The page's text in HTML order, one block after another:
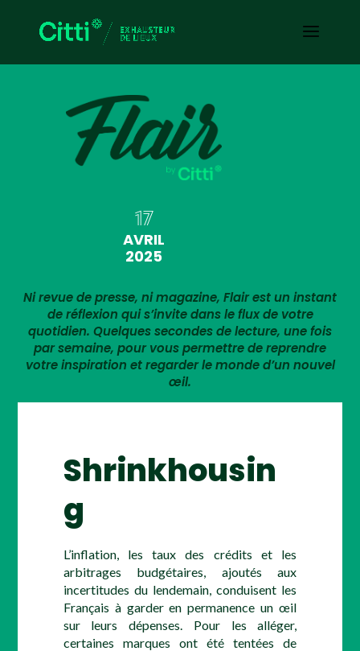
17
AVRIL
2025
Ni revue de presse, ni magazine, Flair est un instant
de réflexion qui s’invite dans le flux de votre
quotidien. Quelques secondes de lecture, une fois
par semaine, pour vous permettre de reprendre
votre inspiration et regarder le monde d’un nouvel
œil.
Shrinkhousin
g
L’inflation, les taux des crédits et les
arbitrages budgétaires, ajoutés aux
incertitudes du lendemain, conduisent les
Français à garder en permanence un œil
sur leurs dépenses. Pour les alléger,
certaines marques ont été tentées de